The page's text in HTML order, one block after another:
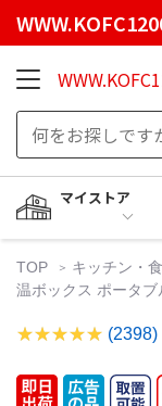
マイストア
TOP キッチン・
温ボックス ポータ
(2398)